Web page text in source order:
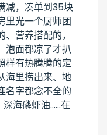
减，凑单到35块
里光一个厨师团
营养搭配的，
泡面都凉了才扒
样有热腾腾的定
海里捞出来、地
名字都念不全的
海磷虾油……在